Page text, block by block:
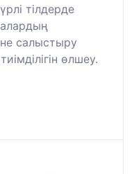
тілдерде
салыстыру
өлшеу.